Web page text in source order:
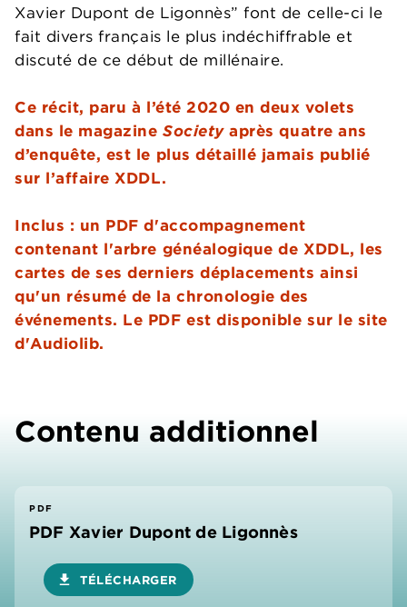
Xavier Dupont de Ligonnès” font de celle-ci le
fait divers français le plus indéchiffrable et
discuté de ce début de millénaire.
Ce récit, paru à l’été 2020 en deux volets
dans le magazineSocietyaprès quatre ans
d’enquête, est le plus détaillé jamais publié
sur l’affaire XDDL.
Inclus : un PDF d'accompagnement
contenant l'arbre généalogique de XDDL, les
cartes de ses derniers déplacements ainsi
qu'un résumé de la chronologie des
événements. Le PDF est disponible sur le site
d'Audiolib.
Contenu additionnel
PDF
PDF Xavier Dupont de Ligonnès
download TÉLÉCHARGER